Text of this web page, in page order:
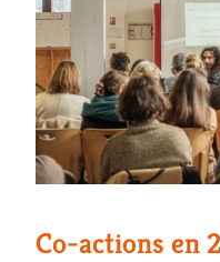
Co-actions en